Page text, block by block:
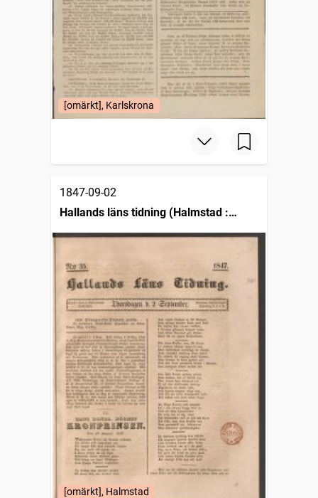
[omärkt], Karlskrona
1847-09-02
Hallands läns tidning (Halmstad :
[omärkt], Halmstad